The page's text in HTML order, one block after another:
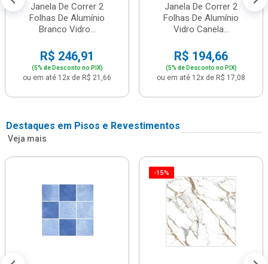
Janela De Correr 2
Folhas De Alumínio
Branco Vidro...
R$ 246,91
(5% de Desconto no PIX)
ou em até 12x de R$ 21,66
Janela De Correr 2
Folhas De Alumínio
Vidro Canela...
R$ 194,66
(5% de Desconto no PIX)
ou em até 12x de R$ 17,08
Destaques em Pisos e Revestimentos
Veja mais
-15%